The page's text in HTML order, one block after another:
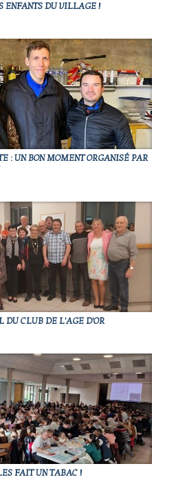
ENFANTS DU VILLAGE !
: UN BON MOMENT ORGANISÉ PAR
CLUB DE L'AGE D'OR
FAIT UN TABAC !